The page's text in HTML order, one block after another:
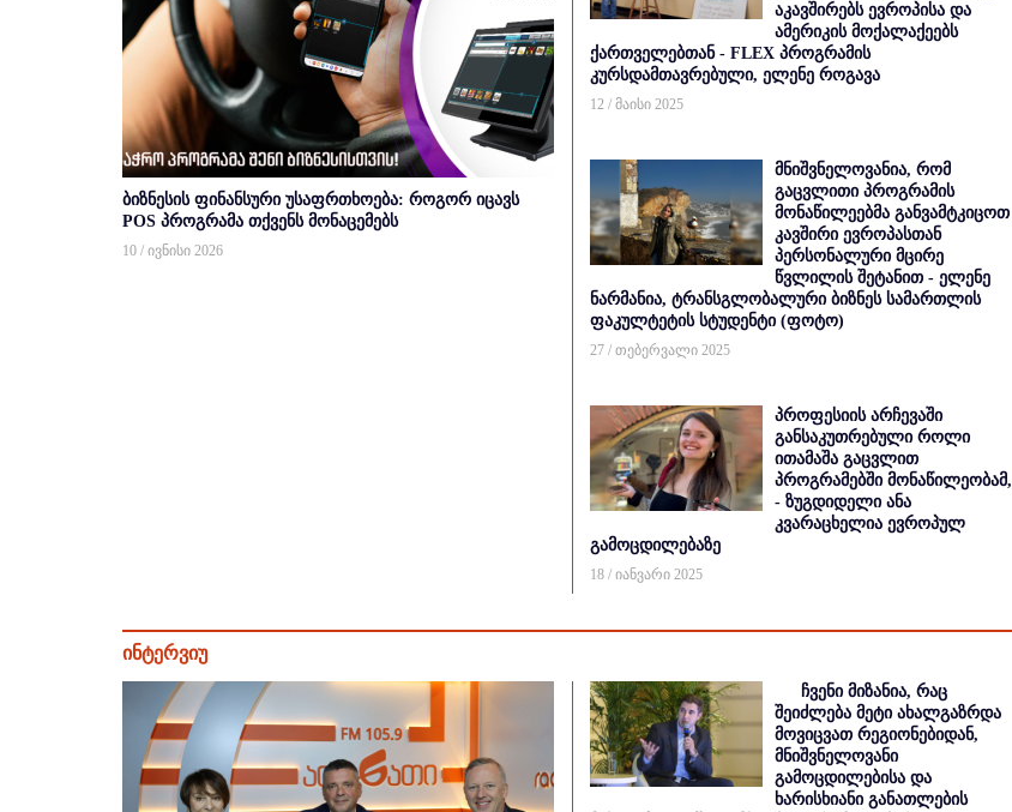
ბიზნესის ფინანსური უსაფრთხოება: როგორ იცავს
POS პროგრამა თქვენს მონაცემებს
10 / ივნისი 2026
აკავშირებს ევროპისა და
ამერიკის მოქალაქეებს
ქართველებთან - FLEX პროგრამის
კურსდამთავრებული, ელენე როგავა
12 / მაისი 2025
მნიშვნელოვანია, რომ
გაცვლითი პროგრამის
მონაწილეებმა განვამტკიცოთ
კავშირი ევროპასთან
პერსონალური მცირე
წვლილის შეტანით - ელენე
ნარმანია, ტრანსგლობალური ბიზნეს სამართლის
ფაკულტეტის სტუდენტი (ფოტო)
27 / თებერვალი 2025
პროფესიის არჩევაში
განსაკუთრებული როლი
ითამაშა გაცვლით
პროგრამებში მონაწილეობამ,
- ზუგდიდელი ანა
კვარაცხელია ევროპულ
გამოცდილებაზე
18 / იანვარი 2025
ინტერვიუ
ჩვენი მიზანია, რაც
შეიძლება მეტი ახალგაზრდა
მოვიცვათ რეგიონებიდან,
მნიშვნელოვანი
გამოცდილებისა და
ხარისხიანი განათლების